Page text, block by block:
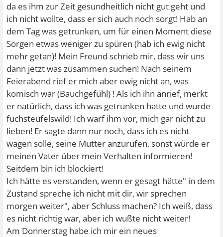
da es ihm zur Zeit gesundheitlich nicht gut geht und
ich nicht wollte, dass er sich auch noch sorgt! Hab an
dem Tag was getrunken, um für einen Moment diese
Sorgen etwas weniger zu spüren (hab ich ewig nicht
mehr getan)! Mein Freund schrieb mir, dass wir uns
dann jetzt was zusammen suchen! Nach seinem
Feierabend rief er mich aber ewig nicht an, was
komisch war (Bauchgefühl) ! Als ich ihn anrief, merkt
er natürlich, dass ich was getrunken hatte und wurde
fuchsteufelswild! Ich warf ihm vor, mich gar nicht zu
lieben! Er sagte dann nur noch, dass ich es nicht
wagen solle, seine Mutter anzurufen, sonst würde er
meinen Vater über mein Verhalten informieren!
Seitdem bin ich blockiert!
Ich hätte es verstanden, wenn er gesagt hätte" in dem
Zustand spreche ich nicht mit dir, wir sprechen
morgen weiter", aber Schluss machen? Ich weiß, dass
es nicht richtig war, aber ich wußte nicht weiter!
Am Donnerstag habe ich mir ein neues